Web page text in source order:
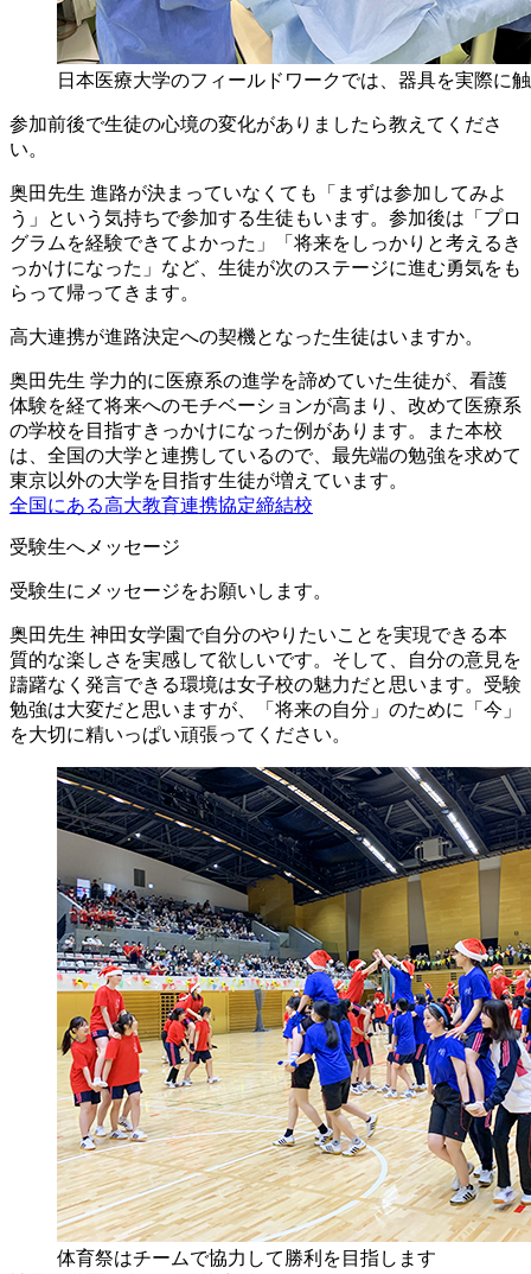
日本医療大学のフィールドワークでは、器具を実際に
参加前後で生徒の心境の変化がありましたら教えてくださ
い。
奥田先生 進路が決まっていなくても「まずは参加してみよ
う」という気持ちで参加する生徒もいます。参加後は「プロ
グラムを経験できてよかった」「将来をしっかりと考えるき
っかけになった」など、生徒が次のステージに進む勇気をも
らって帰ってきます。
高大連携が進路決定への契機となった生徒はいますか。
奥田先生 学力的に医療系の進学を諦めていた生徒が、看護
体験を経て将来へのモチベーションが高まり、改めて医療系
の学校を目指すきっかけになった例があります。また本校
は、全国の大学と連携しているので、最先端の勉強を求めて
東京以外の大学を目指す生徒が増えています。
全国にある高大教育連携協定締結校
受験生へメッセージ
受験生にメッセージをお願いします。
奥田先生 神田女学園で自分のやりたいことを実現できる本
質的な楽しさを実感して欲しいです。そして、自分の意見を
躊躇なく発言できる環境は女子校の魅力だと思います。受験
勉強は大変だと思いますが、「将来の自分」のために「今」
を大切に精いっぱい頑張ってください。
体育祭はチームで協力して勝利を目指します